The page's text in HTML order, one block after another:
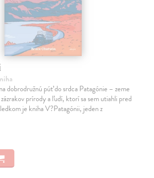
dobrodružnú púť do srdca Patagónie – zeme
prírody a ľudí, ktorí sa sem utiahli pred
je kniha V?Patagónii, jeden z